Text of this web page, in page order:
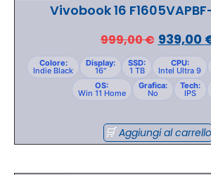
Vivobook 16
999,00€ 939,00
Colore:
Indie Black
Display:
16"
SSD:
1 TB
CPU:
Intel Ultra 9
OS:
Win 11 Home
Grafica:
No
Tech:
IPS
Aggiungi al carrello